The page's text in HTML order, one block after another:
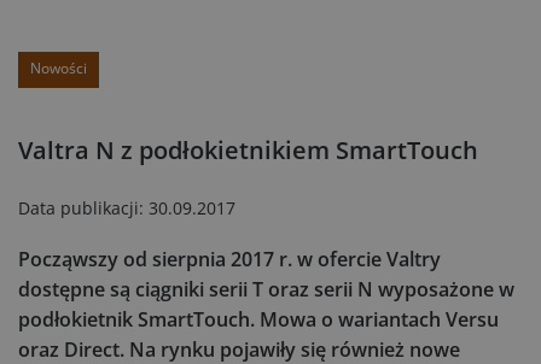
Nowości
Valtra N z podłokietnikiem SmartTouch
Data publikacji: 30.09.2017
Począwszy od sierpnia 2017 r. w ofercie Valtry
dostępne są ciągniki serii T oraz serii N wyposażone w
podłokietnik SmartTouch. Mowa o wariantach Versu
oraz Direct. Na rynku pojawiły się również nowe